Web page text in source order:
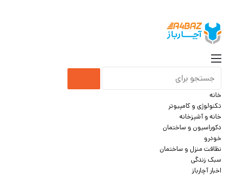
منو
جستجو
خانه
تکنولوژی و کامپیوتر
خانه و آشپزخانه
دکوراسیون و ساختمان
خودرو
نظافت منزل و ساختمان
سبک زندگی
اخبار آچارباز